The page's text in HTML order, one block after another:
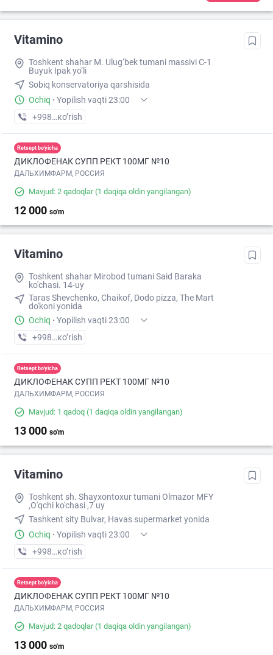
Vitamino
Toshkent shahar M. Ulug‘bek tumani massivi C-1
Buyuk Ipak yo‘li
Sobiq konservatoriya qarshisida
Ochiq · Yopilish vaqti 23:00
+998 (95) XXX-XX-XX
кo’rish
Retsept bo'yicha
ДИКЛОФЕНАК СУПП РЕКТ 100МГ №10
ДАЛЬХИМФАРМ, РОССИЯ
Mavjud: 2 qadoqlar(1 daqiqa oldin yangilangan)
12 000 so'm
Vitamino
Toshkent shahar Mirobod tumani Said Baraka
ko'chasi. 14-uy
Taras Shevchenko, Chaikof, Dodo pizza, The Mart
do'koni yonida
Ochiq · Yopilish vaqti 23:00
+998 (95) XXX-XX-XX
кo’rish
Retsept bo'yicha
ДИКЛОФЕНАК СУПП РЕКТ 100МГ №10
ДАЛЬХИМФАРМ, РОССИЯ
Mavjud: 1 qadoq (1 daqiqa oldin yangilangan)
13 000 so'm
Vitamino
Toshkent sh. Shayxontoxur tumani Olmazor MFY
,O'qchi ko'chasi ,7 uy
Tashkent sity Bulvar, Havas supermarket yonida
Ochiq · Yopilish vaqti 23:00
+998 (95) XXX-XX-XX
кo’rish
Retsept bo'yicha
ДИКЛОФЕНАК СУПП РЕКТ 100МГ №10
ДАЛЬХИМФАРМ, РОССИЯ
Mavjud: 2 qadoqlar(1 daqiqa oldin yangilangan)
13 000 so'm